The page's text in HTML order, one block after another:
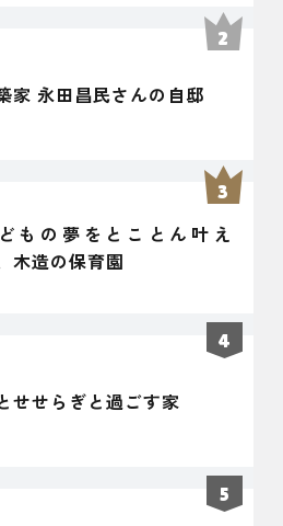
家 永田昌民さんの自邸
もの夢をとことん叶え
木造の保育園
せせらぎと過ごす家